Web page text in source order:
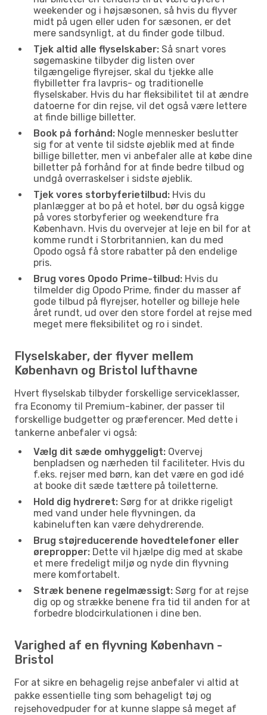
weekender og i højsæsonen, så hvis du flyver
midt på ugen eller uden for sæsonen, er det
mere sandsynligt, at du finder gode tilbud.
Tjek altid alle flyselskaber: Så snart vores
søgemaskine tilbyder dig listen over
tilgængelige flyrejser, skal du tjekke alle
flybilletter fra lavpris- og traditionelle
flyselskaber. Hvis du har fleksibilitet til at ændre
datoerne for din rejse, vil det også være lettere
at finde billige billetter.
Book på forhånd: Nogle mennesker beslutter
sig for at vente til sidste øjeblik med at finde
billige billetter, men vi anbefaler alle at købe dine
billetter på forhånd for at finde bedre tilbud og
undgå overraskelser i sidste øjeblik.
Tjek vores storbyferietilbud: Hvis du
planlægger at bo på et hotel, bør du også kigge
på vores storbyferier og weekendture fra
København. Hvis du overvejer at leje en bil for at
komme rundt i Storbritannien, kan du med
Opodo også få store rabatter på den endelige
pris.
Brug vores Opodo Prime-tilbud: Hvis du
tilmelder dig Opodo Prime, finder du masser af
gode tilbud på flyrejser, hoteller og billeje hele
året rundt, ud over den store fordel at rejse med
meget mere fleksibilitet og ro i sindet.
Flyselskaber, der flyver mellem
København og Bristol lufthavne
Hvert flyselskab tilbyder forskellige serviceklasser,
fra Economy til Premium-kabiner, der passer til
forskellige budgetter og præferencer. Med dette i
tankerne anbefaler vi også:
Vælg dit sæde omhyggeligt: Overvej
benpladsen og nærheden til faciliteter. Hvis du
f.eks. rejser med børn, kan det være en god idé
at booke dit sæde tættere på toiletterne.
Hold dig hydreret: Sørg for at drikke rigeligt
med vand under hele flyvningen, da
kabineluften kan være dehydrerende.
Brug støjreducerende hovedtelefoner eller
ørepropper: Dette vil hjælpe dig med at skabe
et mere fredeligt miljø og nyde din flyvning
mere komfortabelt.
Stræk benene regelmæssigt: Sørg for at rejse
dig op og strække benene fra tid til anden for at
forbedre blodcirkulationen i dine ben.
Varighed af en flyvning København -
Bristol
For at sikre en behagelig rejse anbefaler vi altid at
pakke essentielle ting som behageligt tøj og
rejsehovedpuder for at kunne slappe så meget af